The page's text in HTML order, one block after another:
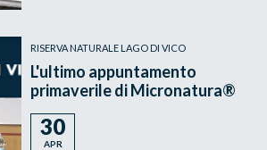
RISERVA NATURALE LAGO DI VICO
L'ultimo appuntamento
primaverile di Micronatura®
30
APR